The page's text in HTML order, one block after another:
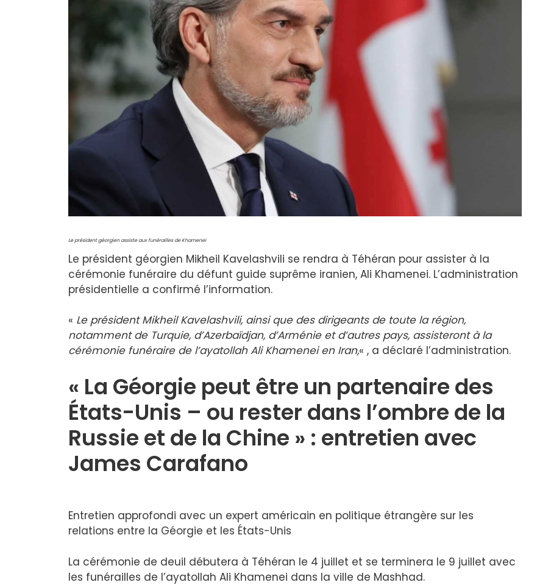
Le président géorgien assiste aux funérailles de Khamenei
Le président géorgien Mikheil Kavelashvili se rendra à Téhéran pour assister à la
cérémonie funéraire du défunt guide suprême iranien, Ali Khamenei. L’administration
présidentielle a confirmé l’information.
« Le président Mikheil Kavelashvili, ainsi que des dirigeants de toute la région,
notamment de Turquie, d’Azerbaïdjan, d’Arménie et d’autres pays, assisteront à la
cérémonie funéraire de l’ayatollah Ali Khamenei en Iran,« , a déclaré l’administration.
« La Géorgie peut être un partenaire des
États-Unis – ou rester dans l’ombre de la
Russie et de la Chine » : entretien avec
James Carafano
Entretien approfondi avec un expert américain en politique étrangère sur les
relations entre la Géorgie et les États-Unis
La cérémonie de deuil débutera à Téhéran le 4 juillet et se terminera le 9 juillet avec
les funérailles de l’ayatollah Ali Khamenei dans la ville de Mashhad.